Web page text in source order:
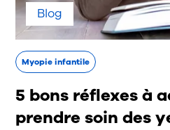
Blog
Myopie infantile
5 bons réflexes à
prendre soin des